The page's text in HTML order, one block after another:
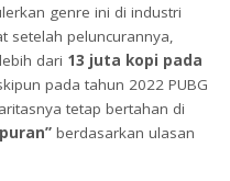
genre ini di industri
setelah peluncurannya,
dari 13 juta kopi pada
pada tahun 2022 PUBG
tetap bertahan di
berdasarkan ulasan